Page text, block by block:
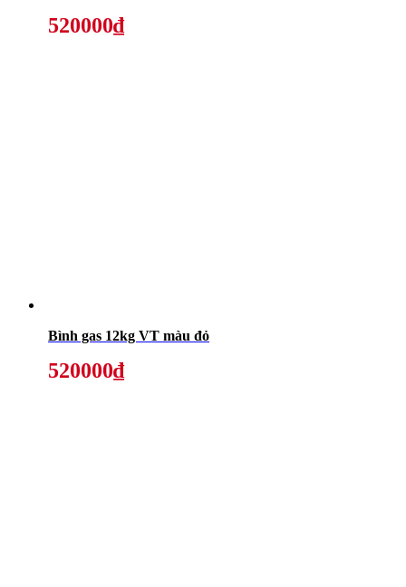
520000₫
Bình gas 12kg VT màu đỏ
520000₫